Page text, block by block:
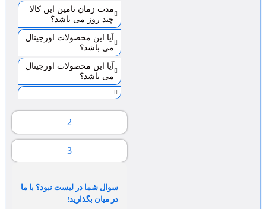
2
3
مدت زمان تامین این کالا
چند روز می باشد؟
آیا این محصولات اورجینال
می باشد؟
آیا این محصولات اورجینال
می باشد؟
سوال شما در لیست نبود؟ با ما
در میان بگذارید!